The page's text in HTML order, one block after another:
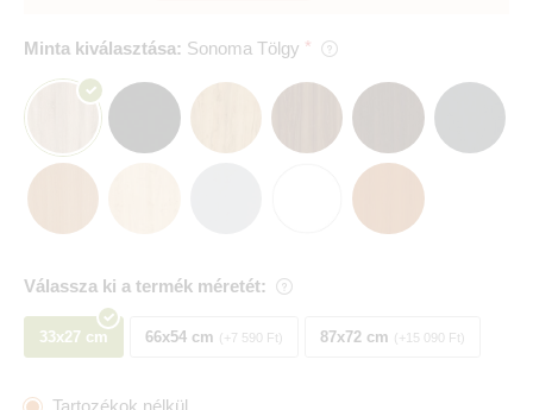
Minta kiválasztása: Sonoma Tölgy
Válassza ki a termék méretét:
33x27 cm 66x54 cm +7 590 Ft 87x72 cm +15 090 Ft